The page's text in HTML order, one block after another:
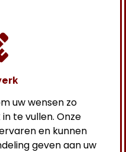
uw wensen zo
te vullen. Onze
en kunnen
geven aan uw